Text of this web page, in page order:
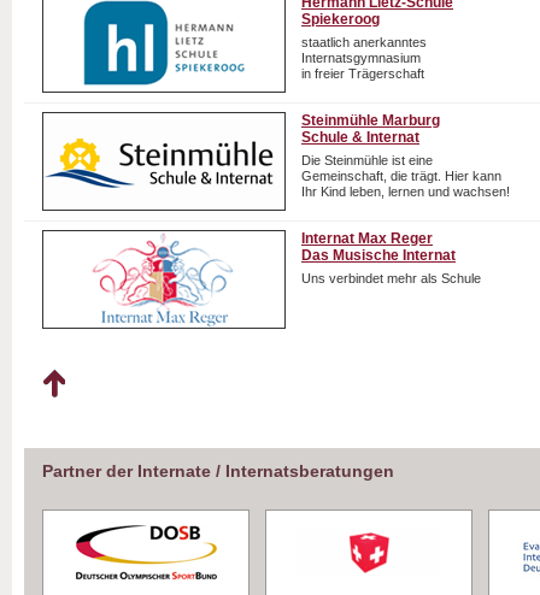
Spiekeroog
staatlich anerkanntes
Internatsgymnasium
in freier Trägerschaft
Steinmühle Marburg
Schule & Internat
Die Steinmühle ist eine
Gemeinschaft, die trägt. Hier kann
Ihr Kind leben, lernen und wachsen!
Internat Max Reger
Das Musische Internat
Uns verbindet mehr als Schule
Partner der Internate / Internatsberatungen